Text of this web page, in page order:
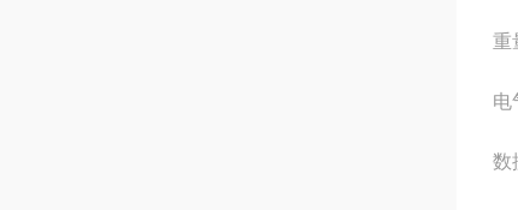
重
电
数